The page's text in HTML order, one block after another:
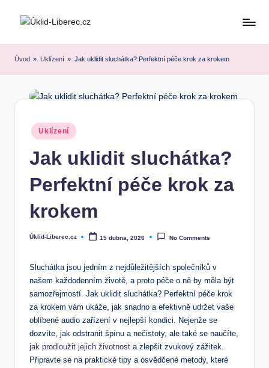
content
Úvod » Uklízení » Jak uklidit sluchátka? Perfektní péče krok za krokem
Posted
in
Uklízení
Jak uklidit sluchátka?
Perfektní péče krok za
krokem
Posted
Úklid-Liberec.cz 15 dubna, 2026 No Comments
Sluchátka jsou jedním z nejdůležitějších společníků v
našem každodenním životě, a proto péče o ně by měla být
samozřejmostí. Jak uklidit sluchátka? Perfektní péče krok
za krokem vám ukáže, jak snadno a efektivně udržet vaše
oblíbené audio zařízení v nejlepší kondici. Nejenže se
dozvíte, jak odstranit špínu a nečistoty, ale také se naučíte,
jak prodloužit jejich životnost a zlepšit zvukový zážitek.
Připravte se na praktické tipy a osvědčené metody, které